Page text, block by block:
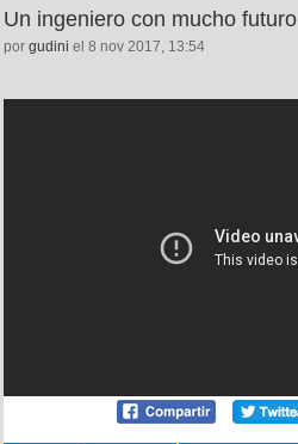
Un ingeniero con mucho futuro
por gudini el 8 nov 2017, 13:54